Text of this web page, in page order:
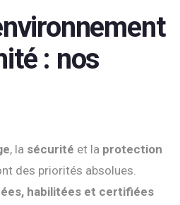
: nos
, la sécurité et la protection
des priorités absolues.
habilitées et certifiées